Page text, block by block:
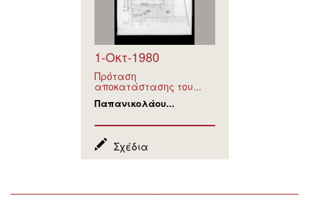
1-Οκτ-1980
Πρόταση
αποκατάστασης του...
Παπανικολάου...
Σχέδια